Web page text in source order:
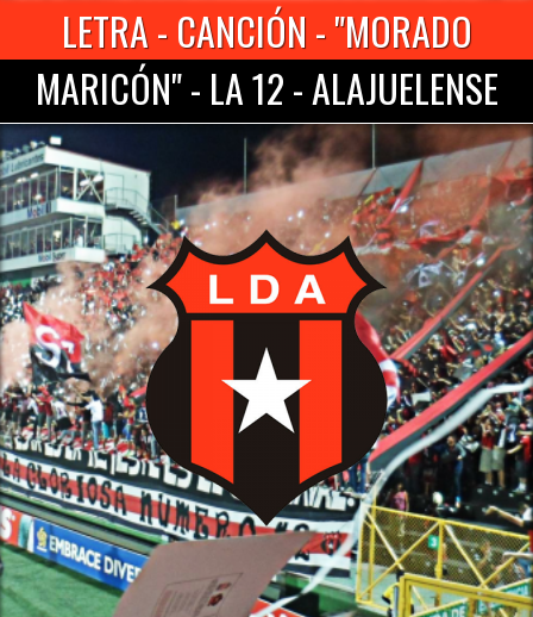
LETRA - CANCIÓN - "MORADO
MARICÓN" - LA 12 - ALAJUELENSE